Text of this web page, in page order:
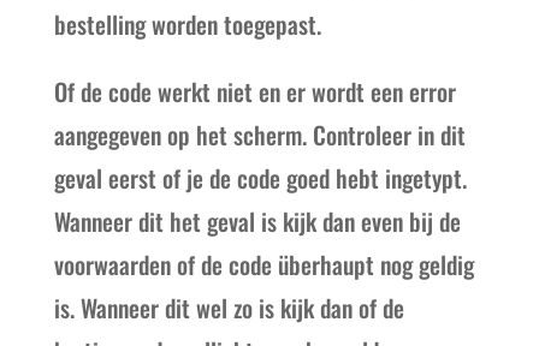
bestelling worden toegepast.
Of de code werkt niet en er wordt een error
aangegeven op het scherm. Controleer in dit
geval eerst of je de code goed hebt ingetypt.
Wanneer dit het geval is kijk dan even bij de
voorwaarden of de code überhaupt nog geldig
is. Wanneer dit wel zo is kijk dan of de